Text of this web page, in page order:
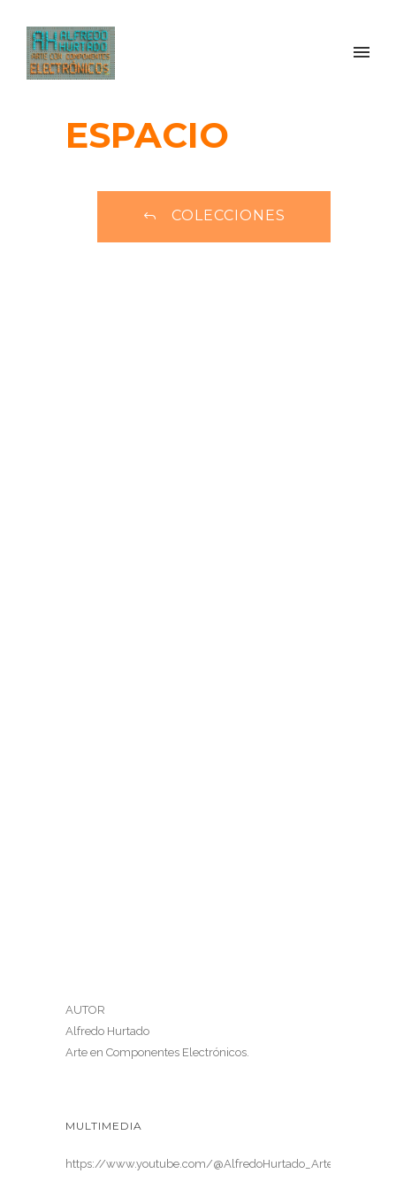
ESPACIO
COLECCIONES
AUTOR
Alfredo Hurtado
Arte en Componentes Electrónicos.
MULTIMEDIA
https://www.youtube.com/@AlfredoHurtado_ArteElectronica